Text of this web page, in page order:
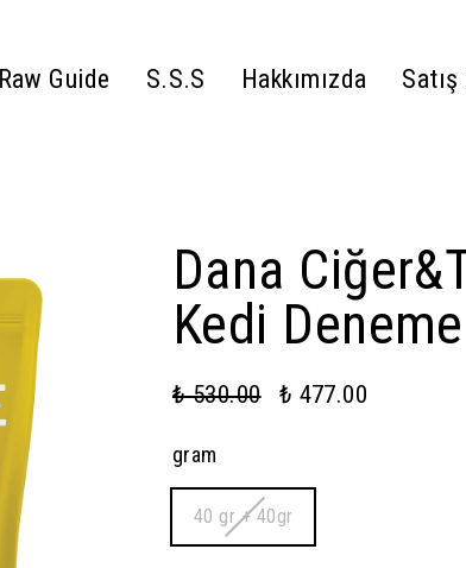
Raw Guide S.S.S Hakkımızda
Satış
Dana
Kedi
₺ 530.00 ₺ 477.00
gram
40 gr + 40gr